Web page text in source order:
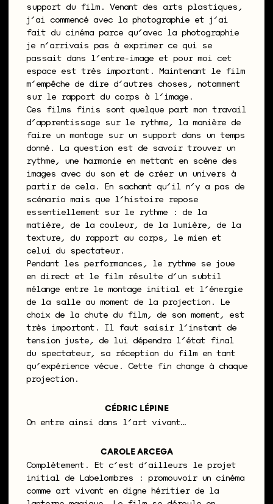
support du film. Venant des arts plastiques,
j’ai commencé avec la photographie et j’ai
fait du cinéma parce qu’avec la photographie
je n’arrivais pas à exprimer ce qui se
passait dans l’entre-image et pour moi cet
espace est très important. Maintenant le film
m’empêche de dire d’autres choses, notamment
sur le rapport du corps à l’image.
Ces films finis sont quelque part mon travail
d’apprentissage sur le rythme, la manière de
faire un montage sur un support dans un temps
donné. La question est de savoir trouver un
rythme, une harmonie en mettant en scène des
images avec du son et de créer un univers à
partir de cela. En sachant qu’il n’y a pas de
scénario mais que l’histoire repose
essentiellement sur le rythme : de la
matière, de la couleur, de la lumière, de la
texture, du rapport au corps, le mien et
celui du spectateur.
Pendant les performances, le rythme se joue
en direct et le film résulte d’un subtil
mélange entre le montage initial et l’énergie
de la salle au moment de la projection. Le
choix de la chute du film, de son moment, est
très important. Il faut saisir l’instant de
tension juste, de lui dépendra l’état final
du spectateur, sa réception du film en tant
qu’expérience vécue. Cette fin change à chaque
projection.
CÉDRIC LÉPINE
On entre ainsi dans l’art vivant…
CAROLE ARCEGA
Complètement. Et c’est d’ailleurs le projet
initial de Labelombres : promouvoir un cinéma
comme art vivant en digne héritier de la